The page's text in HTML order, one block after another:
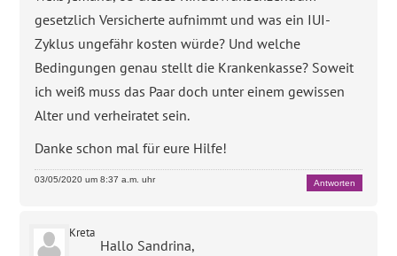
gesetzlich Versicherte aufnimmt und was ein IUI-
Zyklus ungefähr kosten würde? Und welche
Bedingungen genau stellt die Krankenkasse? Soweit
ich weiß muss das Paar doch unter einem gewissen
Alter und verheiratet sein.
Danke schon mal für eure Hilfe!
03/05/2020 um 8:37 a.m. uhr Antworten
Kreta
Hallo Sandrina,